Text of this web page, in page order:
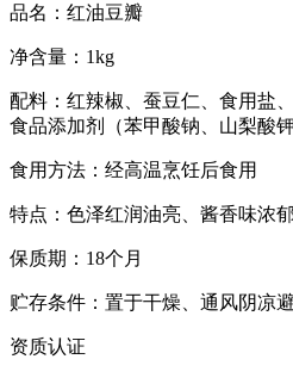
品名：红油豆瓣
净含量：1kg
配料：红辣椒、蚕豆仁、食用盐
食品添加剂（苯甲酸钠、山梨酸钾
食用方法：经高温烹饪后食用
特点：色泽红润油亮、酱香味浓
保质期：18个月
贮存条件：置于干燥、通风阴凉
资质认证